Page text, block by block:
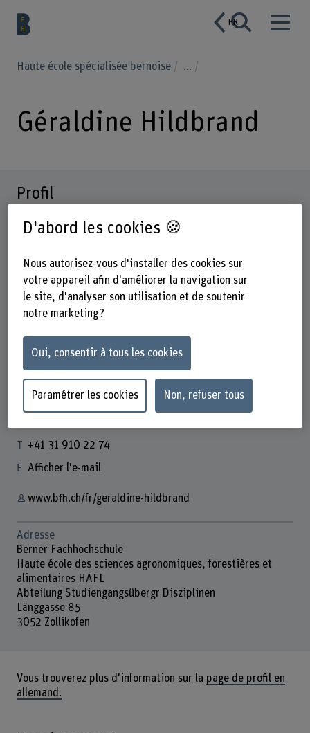
FR
Haute école spécialisée bernoise ...
Géraldine Hildbrand
Profil
Géraldine Hildbrand
+41 31 910 22 74
Afficher l'e-mail
www.bfh.ch/fr/geraldine-hildbrand
Adresse
Berner Fachhochschule
Haute école des sciences agronomiques, forestières et
alimentaires HAFL
Abteilung Studiengangsübergr Disziplinen
Länggasse 85
3052 Zollikofen
Vous trouverez plus d'information sur la page de profil en
allemand.
D'abord les cookies 🍪
Nous autorisez-vous d'installer des cookies sur
votre appareil afin d'améliorer la navigation sur
le site, d'analyser son utilisation et de soutenir
notre marketing ?
Oui, consentir à tous les cookies
Paramétrer les cookies Non, refuser tous